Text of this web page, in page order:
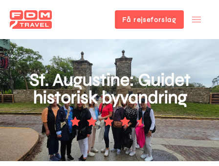
Gå
til
hovedindhold
Få rejseforslag
St. Augustine: Guidet
historisk byvandring